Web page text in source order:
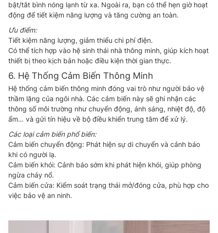
bật/tắt bình nóng lạnh từ xa. Ngoài ra, bạn có thể hẹn giờ hoạt
động để tiết kiệm năng lượng và tăng cường an toàn.
Ưu điểm:
Tiết kiệm năng lượng, giảm thiểu chi phí điện.
Có thể tích hợp vào hệ sinh thái nhà thông minh, giúp kích hoạt
thiết bị theo kịch bản hoặc điều kiện thời gian thực.
6. Hệ Thống Cảm Biến Thông Minh
Hệ thống cảm biến thông minh đóng vai trò như người bảo vệ
thầm lặng của ngôi nhà. Các cảm biến này sẽ ghi nhận các
thông số môi trường như chuyển động, ánh sáng, nhiệt độ, độ
ẩm… và gửi tín hiệu về bộ điều khiển trung tâm để xử lý.
Các loại cảm biến phổ biến:
Cảm biến chuyển động: Phát hiện sự di chuyển và cảnh báo
khi có người lạ.
Cảm biến khói: Cảnh báo sớm khi phát hiện khói, giúp phòng
ngừa cháy nổ.
Cảm biến cửa: Kiểm soát trạng thái mở/đóng cửa, phù hợp cho
việc bảo vệ an ninh.